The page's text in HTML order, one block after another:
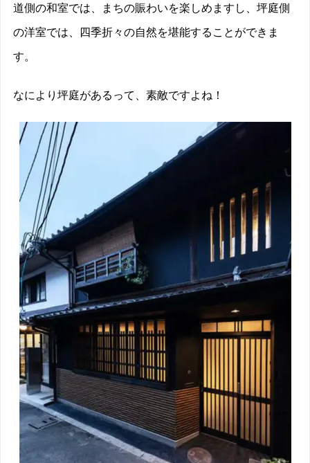
道側の和室では、まちの賑わいを楽しめますし、 坪庭側
の洋室では、四季折々の自然を堪能することができま
す。
なにより坪庭があるって、素敵ですよね！